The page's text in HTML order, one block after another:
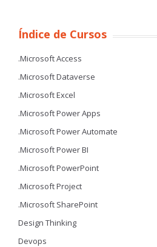
Índice de Cursos
.Microsoft Access
.Microsoft Dataverse
.Microsoft Excel
.Microsoft Power Apps
.Microsoft Power Automate
.Microsoft Power BI
.Microsoft PowerPoint
.Microsoft Project
.Microsoft SharePoint
Design Thinking
Devops